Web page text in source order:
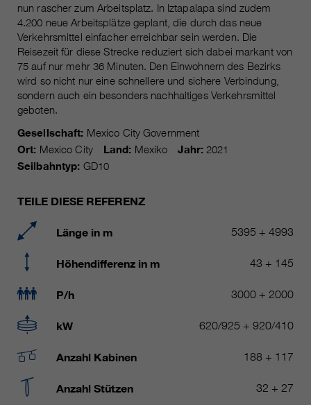
nun rascher zum Arbeitsplatz. In Iztapalapa sind zudem
4.200 neue Arbeitsplätze geplant, die durch das neue
Verkehrsmittel einfacher erreichbar sein werden. Die
Reisezeit für diese Strecke reduziert sich dabei markant von
75 auf nur mehr 36 Minuten. Den Einwohnern des Bezirks
wird so nicht nur eine schnellere und sichere Verbindung,
sondern auch ein besonders nachhaltiges Verkehrsmittel
geboten.
Gesellschaft: Mexico City Government
Ort: Mexico City Land: Mexiko Jahr: 2021
Seilbahntyp: GD10
TEILE DIESE REFERENZ
Länge in m 5395 + 4993
Höhendifferenz in m 43 + 145
P/h 3000 + 2000
kW 620/925 + 920/410
Anzahl Kabinen 188 + 117
Anzahl Stützen 32 + 27
Zweck
Wird verwendet, um vor Spam zu
schützen, welches durch Spam-
Bots verursacht wird.
Name
Anbieter sgalinski Cookie Opt In
Laufzeit 30 Tage
Zweck
Speichert die vom Benutzer
Name
_ga, _gid, _gat, __utma, __utmb,
__utmc, __utmd, __utmz
Anbieter Google Analytics
Laufzeit
Mehrere - variieren zwischen 2
kürzer.
Diese Cookies werden von Google
Nutzungsinformationen zu
persönlicher und nicht-
Weitere Informationen finden Sie in
verwendet, um Berichte über die
die uns helfen, unsere Websites /
Cookie-Informationen